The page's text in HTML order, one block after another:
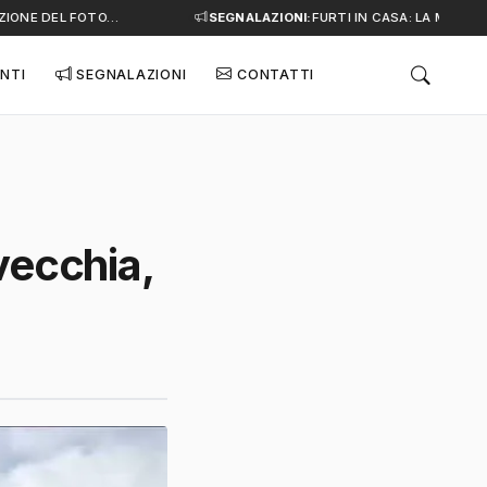
DEL FOTO… SEGNALAZIONI:FURTI IN CASA: LA
SEGNALAZIONI CONTATTI